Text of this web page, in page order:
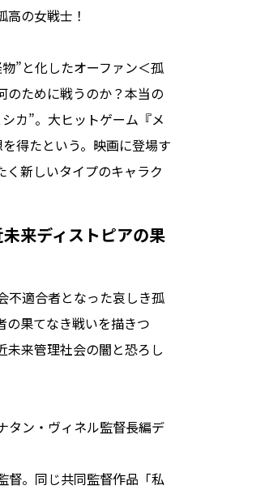
の女戦士！
”と化したオーファン＜孤
のために戦うのか？本当の
カ”。大ヒットゲーム『メ
得たという。映画に登場す
く新しいタイプのキャラク
来ディストピアの果
不適合者となった哀しき孤
の果てなき戦いを描きつ
未来管理社会の闇と恐ろし
タン・ヴィネル監督長編デ
督。同じ共同監督作品「私